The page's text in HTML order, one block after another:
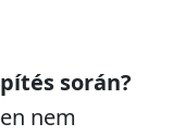
során?
nem